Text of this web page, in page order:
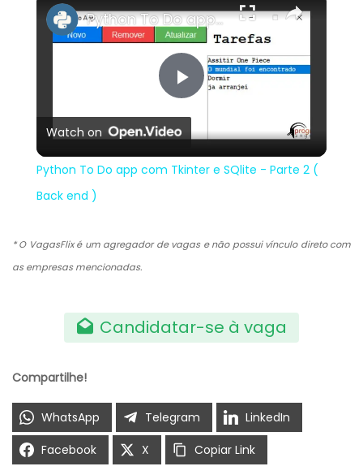
Play
Video
Python To Do app com Tkinter e SQlite - Parte 2 ( Back end )
Watch on
Python To Do app com Tkinter e SQlite - Parte 2 (
Back end )
* O VagasFlix é um agregador de vagas e não possui vínculo direto com
as empresas mencionadas.
Candidatar-se à vaga
Compartilhe!
WhatsApp Telegram
LinkedIn
Facebook
X Copiar Link